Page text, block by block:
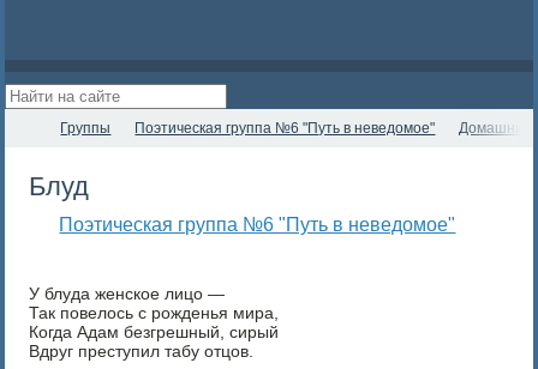
Группы Поэтическая группа №6 "Путь в неведомое" Домашние
Блуд
Поэтическая группа №6 "Путь в неведомое"
У блуда женское лицо —
Так повелось с рожденья мира,
Когда Адам безгрешный, сирый
Вдруг преступил табу отцов.